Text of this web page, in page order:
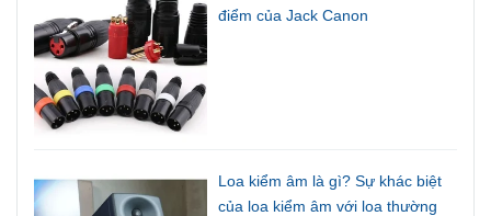
điểm của Jack Canon
Loa kiểm âm là gì? Sự khác biệt
của loa kiểm âm với loa thường